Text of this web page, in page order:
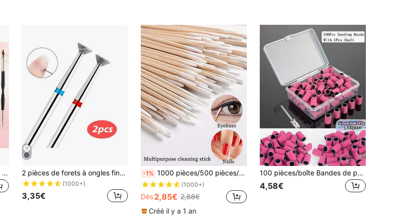
Ensemble professionnel de 32 pinceaux pour la décoration des ongles avec 500 faux ongles en forme d'amande transparents de taille complète, ensemble d'outils de décoration des ongles rose, pinceaux pour la décoration des ongles, pinceaux à double extrémité en acrylique/silicone pour la sculpture/le pointillisme, pinceaux pour strass, pinceaux de traçage pour la décoration des ongles, pinceaux pour gel 3D, pinceaux acryliques, outils de décoration des ongles de qualité salon, convient pour la peinture de gel UV et la coiffure des ongles, salon de manucure à domicile, débutants en décoration des ongles, conçu pour les femmes
2 pièces de forets à ongles fins en diamant, forme de flamme, fraises russes pour nettoyer les cuticules, accessoires de manucure électriques pour les ongles
(1000+)
3,35€
-1% 1000 pièces/500 pièces/100 pièces/300 pièces Bâtons de nettoyage des ongles, pointes d'art des ongles, outils de correction de vernis à ongles, fournitures et outils d'art des ongles, outils de retrait de colle pour extension de cils, consommables d'art des ongles, outils d'art des ongles (pour faux ongles)
(1000+)
Dès2,85€ 2,88€
Créé il y a 1 an
100 pièces/boîte Bandes de ponçage avec jeu de mandrins métalliques Forets pour perceuse à ongles Gel Peau morte Callosités Retirer Bandes abrasives Coupe-ongles, Fournitures pour ongles, Outils pour ongles, Accessoires de manucure, Rentrée scolaire, Ongles, Outils pour ongles pour faux ongles
4,58€